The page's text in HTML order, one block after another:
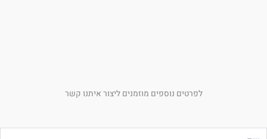
לפרטים נוספים מוזמנים ליצור איתנו קשר